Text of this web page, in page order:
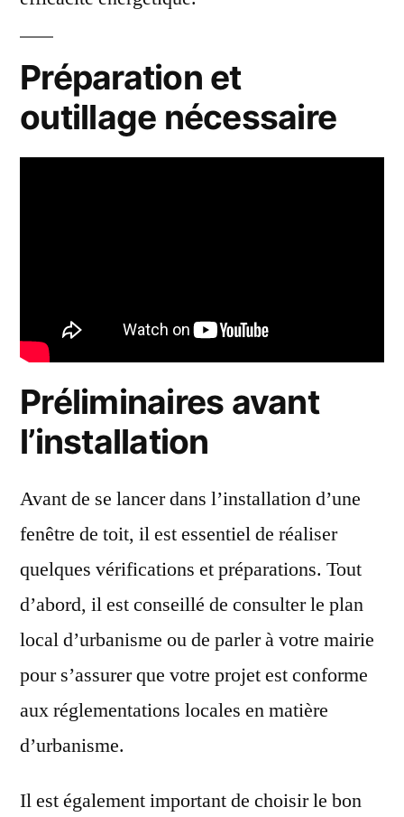
Préparation et
outillage nécessaire
Préliminaires avant
l’installation
Avant de se lancer dans l’installation d’une
fenêtre de toit, il est essentiel de réaliser
quelques vérifications et préparations. Tout
d’abord, il est conseillé de consulter le plan
local d’urbanisme ou de parler à votre mairie
pour s’assurer que votre projet est conforme
aux réglementations locales en matière
d’urbanisme.
Il est également important de choisir le bon